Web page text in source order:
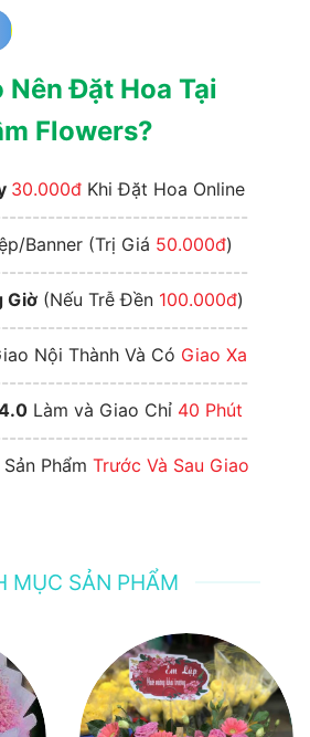
Nên Đặt Hoa Tại
Flowers?
30.000đKhi Đặt Hoa Online
Banner (Trị Giá 50.000đ)
Giờ (Nếu Trễ Đền 100.000đ)
Nội Thành Và Có Giao Xa
Làm và Giao Chỉ 40 Phút
Sản Phẩm Trước Và Sau Giao
MỤC SẢN PHẨM